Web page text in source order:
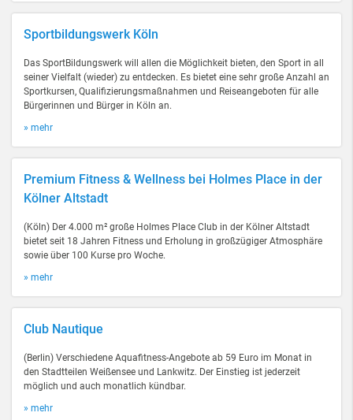
Sportbildungswerk Köln
Das SportBildungswerk will allen die Möglichkeit bieten, den Sport in all
seiner Vielfalt (wieder) zu entdecken. Es bietet eine sehr große Anzahl an
Sportkursen, Qualifizierungsmaßnahmen und Reiseangeboten für alle
Bürgerinnen und Bürger in Köln an.
» mehr
Premium Fitness & Wellness bei Holmes Place in der
Kölner Altstadt
(Köln) Der 4.000 m² große Holmes Place Club in der Kölner Altstadt
bietet seit 18 Jahren Fitness und Erholung in großzügiger Atmosphäre
sowie über 100 Kurse pro Woche.
» mehr
Club Nautique
(Berlin) Verschiedene Aquafitness-Angebote ab 59 Euro im Monat in
den Stadtteilen Weißensee und Lankwitz. Der Einstieg ist jederzeit
möglich und auch monatlich kündbar.
» mehr